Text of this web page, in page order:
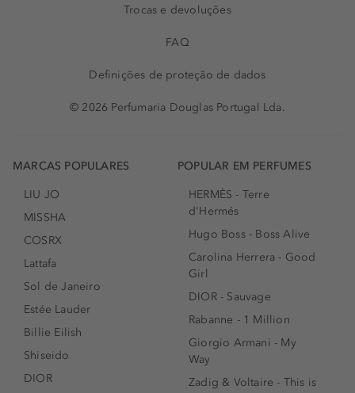
Trocas e devoluções
FAQ
Definições de proteção de dados
© 2026 Perfumaria Douglas Portugal Lda.
MARCAS POPULARES
LIU JO
MISSHA
COSRX
Lattafa
Sol de Janeiro
Estée Lauder
Billie Eilish
Shiseido
DIOR
POPULAR EM PERFUMES
HERMÈS - Terre
d'Hermés
Hugo Boss - Boss Alive
Carolina Herrera - Good
Girl
DIOR - Sauvage
Rabanne - 1 Million
Giorgio Armani - My
Way
Zadig & Voltaire - This is